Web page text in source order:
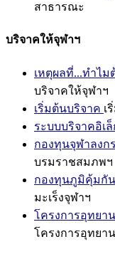
สาธารณะ
บริจาคให้จุฬาฯ
เหตุผลที่...ทำไม
บริจาคให้จุฬาฯ
เริ่มต้นบริจาค เ
ระบบบริจาคอิเ
กองทุนจุฬาลง
บรมราชสมภพฯ
กองทุนภูมิคุ้มกัน
มะเร็งจุฬาฯ
โครงการอุทยา
โครงการอุทยา